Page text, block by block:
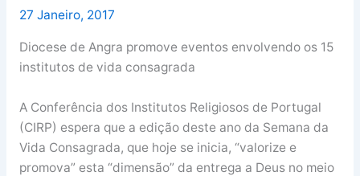
27 Janeiro, 2017
Diocese de Angra promove eventos envolvendo os 15
institutos de vida consagrada
A Conferência dos Institutos Religiosos de Portugal
(CIRP) espera que a edição deste ano da Semana da
Vida Consagrada, que hoje se inicia, “valorize e
promova” esta “dimensão” da entrega a Deus no meio